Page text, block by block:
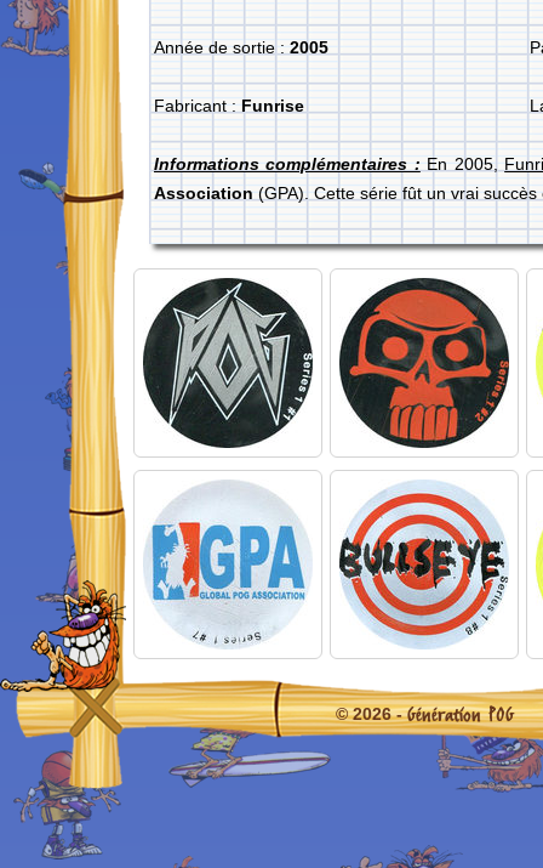
Année de sortie : 2005
Fabricant : Funrise
Informations complémentaires : En 2005,
Association (GPA). Cette série fût un vrai
© 2026 -Génération POG